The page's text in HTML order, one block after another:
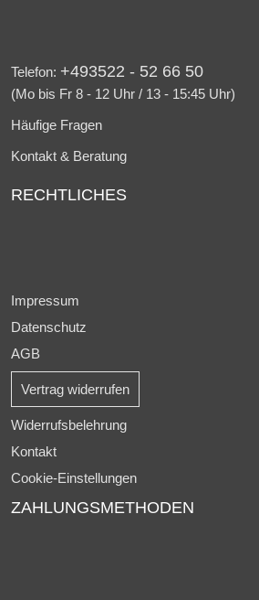
Telefon: +493522 - 52 66 50
(Mo bis Fr 8 - 12 Uhr / 13 - 15:45 Uhr)
Häufige Fragen
Kontakt & Beratung
RECHTLICHES
Impressum
Datenschutz
AGB
Vertrag widerrufen
Widerrufsbelehrung
Kontakt
Cookie-Einstellungen
ZAHLUNGSMETHODEN